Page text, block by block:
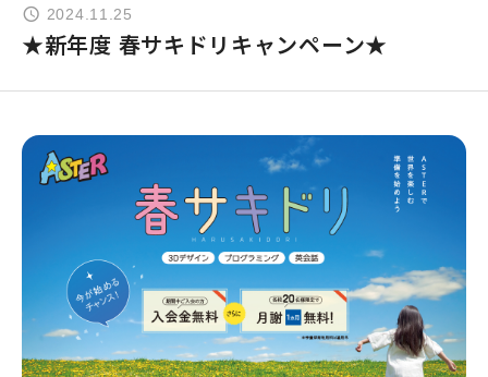
よくあるご質問
団体向け出張英会話
コラム・読み物
2024.11.25
★新年度 春サキドリキャンペーン★